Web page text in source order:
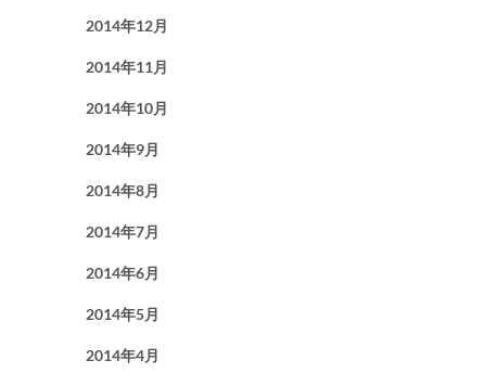
2014年12月
2014年11月
2014年10月
2014年9月
2014年8月
2014年7月
2014年6月
2014年5月
2014年4月